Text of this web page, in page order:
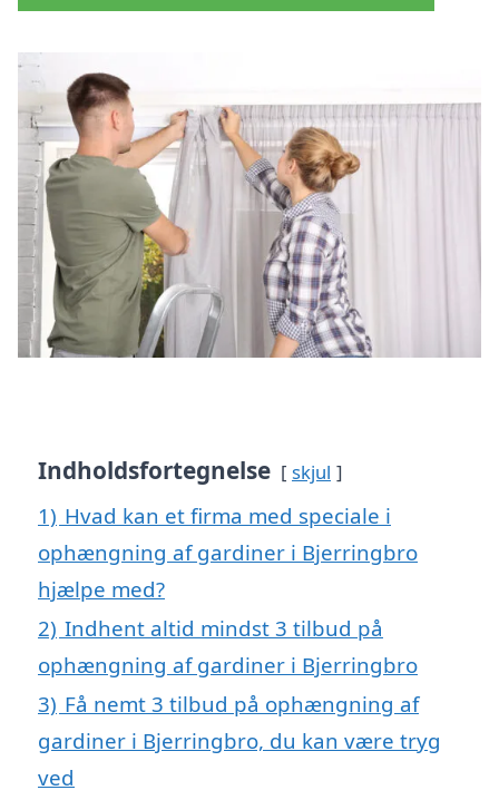
Indholdsfortegnelse skjul
1) Hvad kan et firma med speciale i
ophængning af gardiner i Bjerringbro
hjælpe med?
2) Indhent altid mindst 3 tilbud på
ophængning af gardiner i Bjerringbro
3) Få nemt 3 tilbud på ophængning af
gardiner i Bjerringbro, du kan være tryg
ved